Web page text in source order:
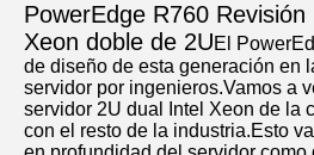
PowerEdge R760 Revisión
Xeon doble de 2UEl
de diseño de esta generación en
servidor por ingenieros.Vamos a
servidor 2U dual Intel Xeon de la
con el resto de la industria.Esto